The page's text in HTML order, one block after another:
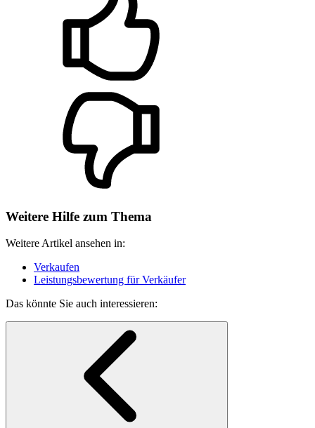
Weitere Hilfe zum Thema
Weitere Artikel ansehen in:
Verkaufen
Leistungsbewertung für Verkäufer
Das könnte Sie auch interessieren: